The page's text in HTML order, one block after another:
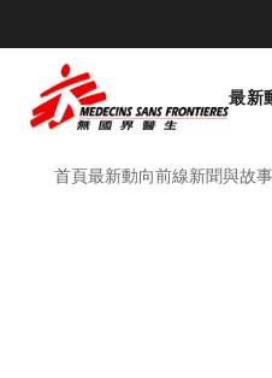
最新
首頁最新動向前線新聞與故事